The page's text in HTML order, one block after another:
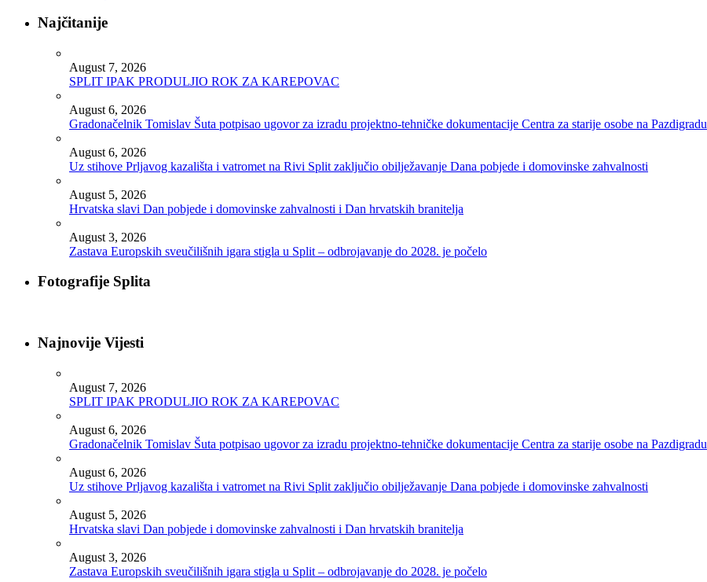
Najčitanije
August 7, 2026
SPLIT IPAK PRODULJIO ROK ZA KAREPOVAC
August 6, 2026
Gradonačelnik Tomislav Šuta potpisao ugovor za izradu projektno-tehničke dokumentacije Centra za starije osobe na Pazdigradu
August 6, 2026
Uz stihove Prljavog kazališta i vatromet na Rivi Split zaključio obilježavanje Dana pobjede i domovinske zahvalnosti
August 5, 2026
Hrvatska slavi Dan pobjede i domovinske zahvalnosti i Dan hrvatskih branitelja
August 3, 2026
Zastava Europskih sveučilišnih igara stigla u Split – odbrojavanje do 2028. je počelo
Fotografije Splita
Najnovije Vijesti
August 7, 2026
SPLIT IPAK PRODULJIO ROK ZA KAREPOVAC
August 6, 2026
Gradonačelnik Tomislav Šuta potpisao ugovor za izradu projektno-tehničke dokumentacije Centra za starije osobe na Pazdigradu
August 6, 2026
Uz stihove Prljavog kazališta i vatromet na Rivi Split zaključio obilježavanje Dana pobjede i domovinske zahvalnosti
August 5, 2026
Hrvatska slavi Dan pobjede i domovinske zahvalnosti i Dan hrvatskih branitelja
August 3, 2026
Zastava Europskih sveučilišnih igara stigla u Split – odbrojavanje do 2028. je počelo